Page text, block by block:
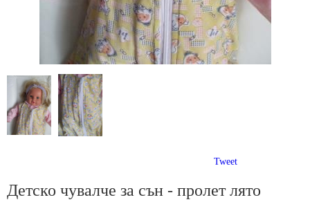
Tweet
Детско чувалче за сън - пролет лято